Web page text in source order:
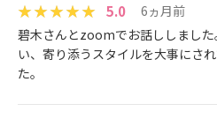
5.0
6ヵ月前
碧木さんとzoomでお話ししまし
い、寄り添うスタイルを大事にさ
た。